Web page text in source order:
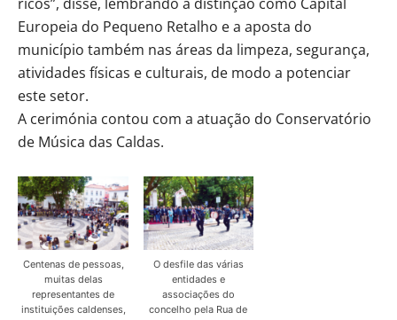
Europeia do Pequeno Retalho e a aposta do
município também nas áreas da limpeza, segurança,
atividades físicas e culturais, de modo a potenciar
este setor.
A cerimónia contou com a atuação do Conservatório
de Música das Caldas.
Centenas de pessoas,
muitas delas
representantes de
instituições caldenses,
O desfile das várias
entidades e
associações do
concelho pela Rua de